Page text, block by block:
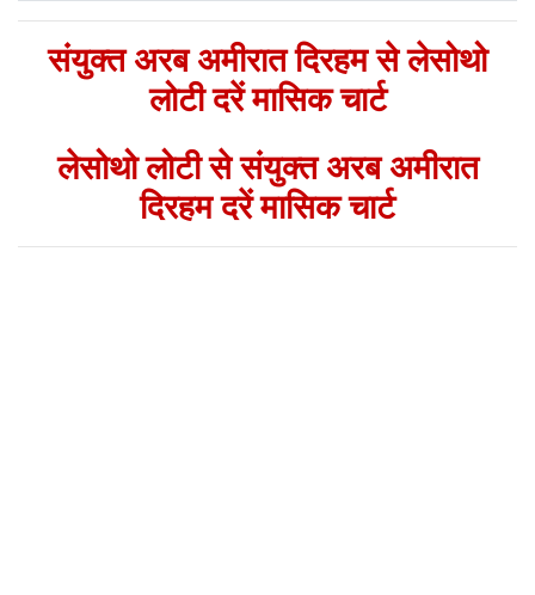
संयुक्त अरब अमीरात दिरहम से लेसोथो
लोटी दरें मासिक चार्ट
लेसोथो लोटी से संयुक्त अरब अमीरात
दिरहम दरें मासिक चार्ट